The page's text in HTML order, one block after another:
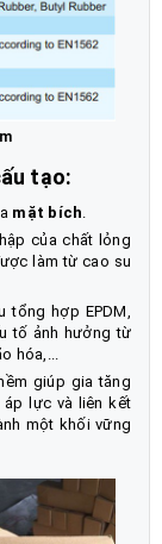
tạo:
mặt bích.
của chất lỏng
làm từ cao su
hợp EPDM,
tố ảnh hưởng từ
hóa,...
giúp gia tăng
áp lực và liên kết
một khối vững